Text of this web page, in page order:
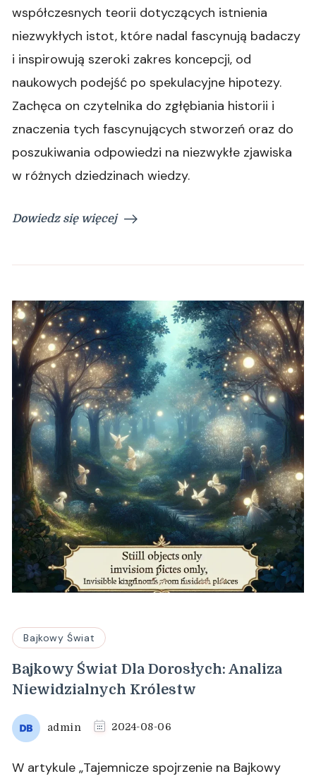
współczesnych teorii dotyczących istnienia
niezwykłych istot, które nadal fascynują badaczy
i inspirowują szeroki zakres koncepcji, od
naukowych podejść po spekulacyjne hipotezy.
Zachęca on czytelnika do zgłębiania historii i
znaczenia tych fascynujących stworzeń oraz do
poszukiwania odpowiedzi na niezwykłe zjawiska
w różnych dziedzinach wiedzy.
Dowiedz się więcej
Bajkowy Świat
Bajkowy Świat Dla Dorosłych: Analiza
Niewidzialnych Królestw
admin 2024-08-06
W artykule „Tajemnicze spojrzenie na Bajkowy